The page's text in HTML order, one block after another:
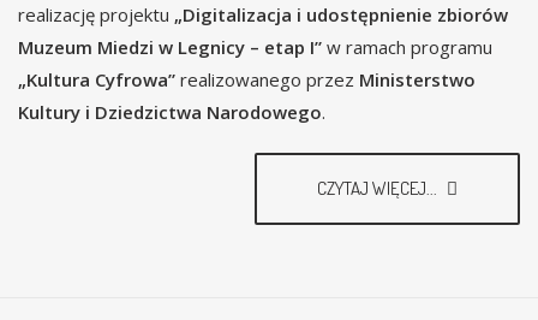
realizację projektu „Digitalizacja i udostępnienie zbiorów
Muzeum Miedzi w Legnicy – etap I” w ramach programu
„Kultura Cyfrowa” realizowanego przez Ministerstwo
Kultury i Dziedzictwa Narodowego.
CZYTAJ WIĘCEJ...